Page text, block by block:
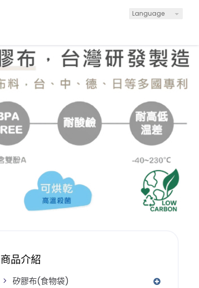
Language
商品介紹
矽膠布(食物袋)